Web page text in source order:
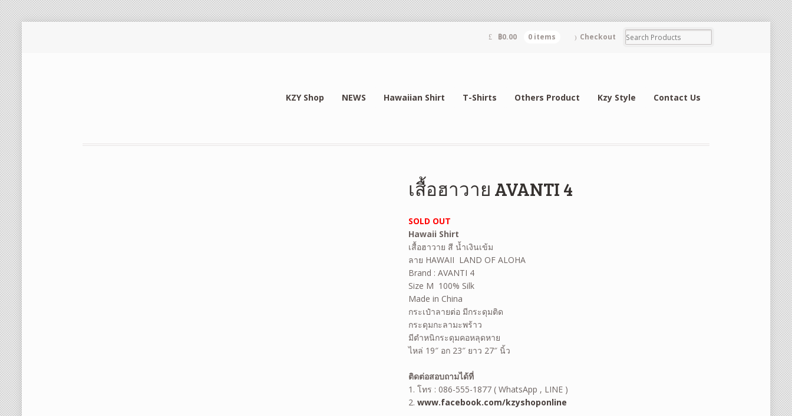
฿0.00 0 items Checkout
KZY Shop NEWS Hawaiian Shirt T-Shirts Others Product Kzy Style Contact Us
เสื้อฮาวาย AVANTI 4
SOLD OUT
Hawaii Shirt
เสื้อฮาวาย สี น้ำเงินเข้ม
ลาย HAWAII LAND OF ALOHA
Brand : AVANTI 4
Size M 100% Silk
Made in China
กระเป๋าลายต่อ มีกระดุมติด
กระดุมกะลามะพร้าว
มีตำหนิกระดุมคอหลุดหาย
ไหล่ 19″ อก 23″ ยาว 27″ นิ้ว
ติดต่อสอบถามได้ที่
1. โทร : 086-555-1877 ( WhatsApp , LINE )
2.www.facebook.com/kzyshoponline